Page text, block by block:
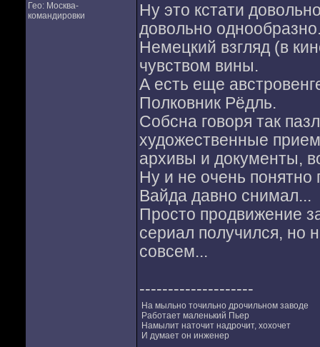
Гео: Москва-
командировки
Ну это кстати
довольно
Немецкий взгляд (в
чувством вины.
А есть еще
Полковник Рёдль.
Собсна говоря так
художественные
архивы и документы,
Ну и не очень
Вайда давно снимал...
Просто продвижение
сериал получился, но
совсем...
--------------------
На мыльно точильно дрочильном заводе
Работает маленький Пьер
Намылит наточит надрочит, хохочет
И думает он инженер